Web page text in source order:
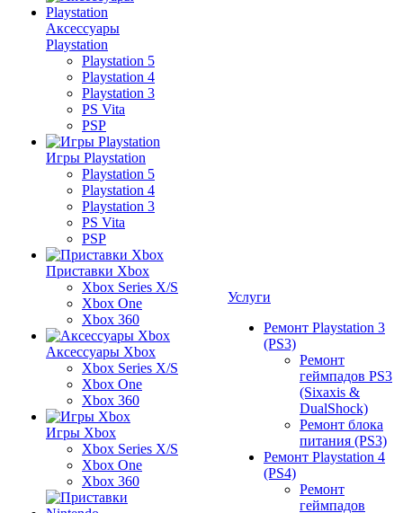
Аксессуары
Playstation
Playstation 5
Playstation 4
Playstation 3
PS Vita
PSP
Игры Playstation
Playstation 5
Playstation 4
Playstation 3
PS Vita
PSP
Приставки Xbox
Xbox Series X/S
Xbox One
Xbox 360
Аксессуары Xbox
Xbox Series X/S
Xbox One
Xbox 360
Игры Xbox
Xbox Series X/S
Xbox One
Xbox 360
Услуги
Ремонт Playstation 3
(PS3)
Ремонт
геймпадов PS3
(Sixaxis &
DualShock)
Ремонт блока
питания (PS3)
Ремонт Playstation 4
(PS4)
Ремонт
геймпадов